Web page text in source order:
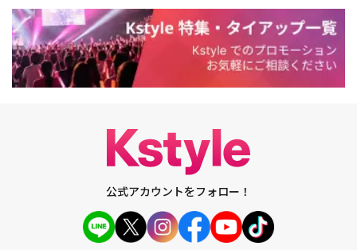
公式アカウントをフォロー！